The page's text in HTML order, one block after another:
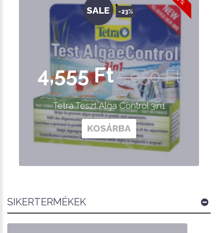
SALE -23%
4,555 Ft5,950 Ft
Nettó ár: 3,587 Ft
Tetra Teszt Alga Control 3in1
KOSÁRBA
SIKERTERMÉKEK